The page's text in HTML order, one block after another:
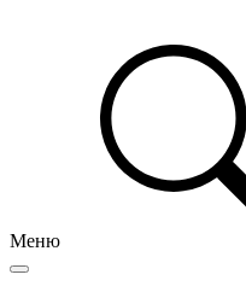
Меню